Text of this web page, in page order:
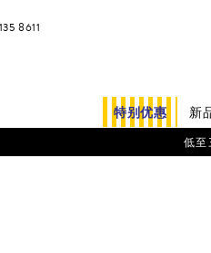
8611
特别优惠 新
低